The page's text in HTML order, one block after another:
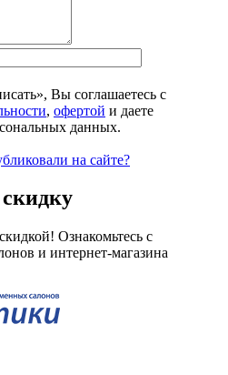
Вы соглашаетесь с
, офертой и даете
данных.
на сайте?
Ознакомьтесь с
и интернет-магазина